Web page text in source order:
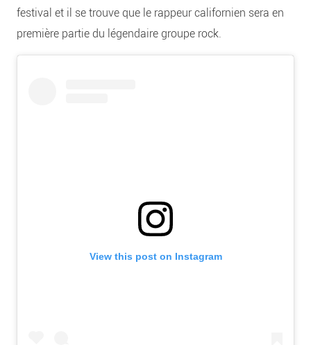
festival et il se trouve que le rappeur californien sera en
première partie du légendaire groupe rock.
View this post on Instagram